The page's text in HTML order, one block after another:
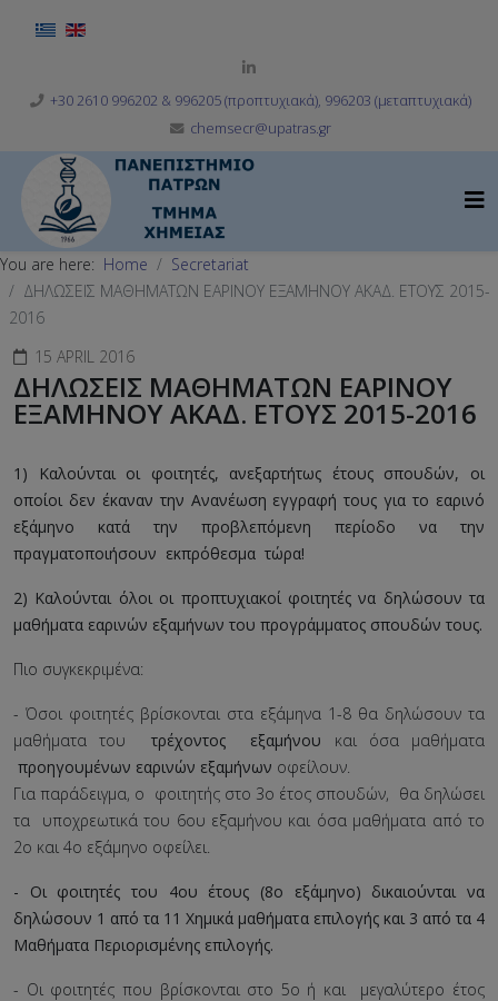
Select your language
+30 2610 996202 & 996205 (προπτυχιακά), 996203 (μεταπτυχιακά)
chemsecr@upatras.gr
You are here: Home
Secretariat
ΔΗΛΩΣΕΙΣ ΜΑΘΗΜΑΤΩΝ ΕΑΡΙΝΟΥ ΕΞΑΜΗΝΟΥ ΑΚΑΔ. ΕΤΟΥΣ 2015-
2016
15 APRIL 2016
ΔΗΛΩΣΕΙΣ ΜΑΘΗΜΑΤΩΝ ΕΑΡΙΝΟΥ
ΕΞΑΜΗΝΟΥ ΑΚΑΔ. ΕΤΟΥΣ 2015-2016
1) Καλούνται οι φοιτητές, ανεξαρτήτως έτους σπουδών, οι
οποίοι δεν έκαναν την Ανανέωση εγγραφή τους για το εαρινό
εξάμηνο κατά την προβλεπόμενη περίοδο να την
πραγματοποιήσουν εκπρόθεσμα τώρα!
2) Καλούνται όλοι οι προπτυχιακοί φοιτητές να δηλώσουν τα
μαθήματα εαρινών εξαμήνων του προγράμματος σπουδών τους.
Πιο συγκεκριμένα:
- Όσοι φοιτητές βρίσκονται στα εξάμηνα 1-8 θα δηλώσουν τα
μαθήματα του τρέχοντος εξαμήνου και όσα μαθήματα
προηγουμένων εαρινών εξαμήνων οφείλουν.
Για παράδειγμα, ο φοιτητής στο 3ο έτος σπουδών, θα δηλώσει
τα υποχρεωτικά του 6ου εξαμήνου και όσα μαθήματα από το
2ο και 4ο εξάμηνο οφείλει.
- Οι φοιτητές του 4ου έτους (8ο εξάμηνο) δικαιούνται να
δηλώσουν 1 από τα 11 Χημικά μαθήματα επιλογής και 3 από τα 4
Μαθήματα Περιορισμένης επιλογής.
- Οι φοιτητές που βρίσκονται στο 5ο ή και μεγαλύτερο έτος